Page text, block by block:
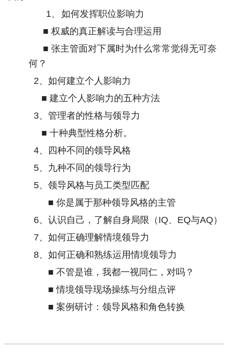
1、 如何发挥职位影响力
■ 权威的真正解读与合理运用
■ 张主管面对下属时为什么常常觉得无可奈
何？
2、如何建立个人影响力
■ 建立个人影响力的五种方法
3、管理者的性格与领导力
■ 十种典型性格分析。
4、四种不同的领导风格
5、九种不同的领导行为
5、领导风格与员工类型匹配
■ 你是属于那种领导风格的主管
6、认识自己，了解自身局限（ IQ、 EQ与AQ ）
7、如何正确理解情境领导力
8、如何正确和熟练运用情境领导力
■ 不管是谁，我都一视同仁，对吗？
■ 情境领导现场操练与分组点评
■ 案例研讨：领导风格和角色转换